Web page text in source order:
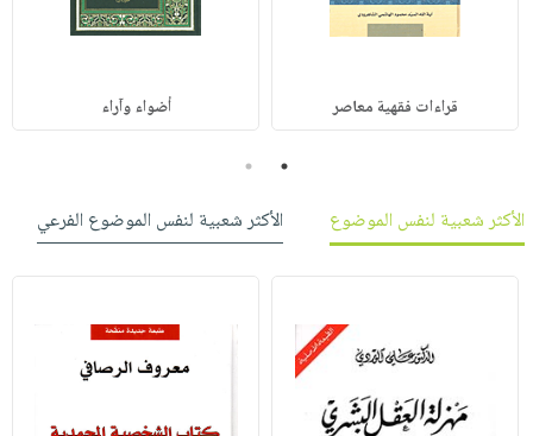
قراءات فقهية معاصر أضواء وآراء
1
2
الأكثر شعبية لنفس الموضوع
الأكثر شعبية لنفس الموضوع الفرعي